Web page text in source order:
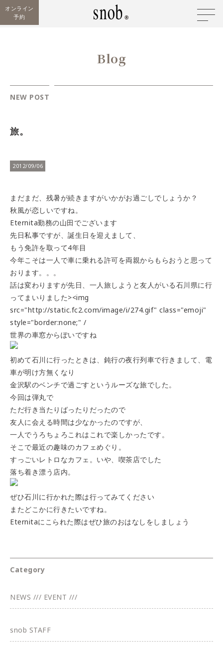
オンライン
予約
Blog
NEW POST
旅。
2012/09/06
まだまだ、残暑が続きますがいかがお過ごしでしょうか？
秋風が恋しいですね。
Eternita勤務の山田でございます
先日私事ですが、誕生日を迎えまして、
もう免許を取って4年目
今年こそは一人で車に乗れる許可を両親からもらおうと思って
おります。。。
話は変わりますが先日、一人旅しようと友人がいる石川県に行
ってまいりました><img
src="http://static.fc2.com/image/i/274.gif" class="emoji"
style="border:none;" /
世界の車窓からぽいですね
初めて石川に行ったときは、鈍行の夜行列車で行きまして、電
車が明け方無くなり
金沢駅のベンチで過ごすというルーズな旅でした。
今回は弾丸で
ただ行き当たりばったりだったので
友人に会える時間は少なかったのですが、
一人でうろちょろこれはこれで楽しかったです。
そこで最近の趣味のカフェめぐり。
すっごいレトロなカフェ。いや、喫茶店でした
落ち着き漂う店内。
ぜひ石川に行かれた際は行ってみてください
またどこかに行きたいですね。
Eternitaにこられた際はぜひ旅のおはなしをしましょう
Category
NEWS /// EVENT ///
snob STAFF